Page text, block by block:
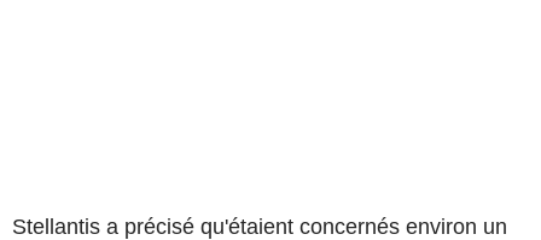
Stellantis a précisé qu'étaient concernés environ un